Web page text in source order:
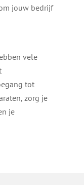
jouw bedrijf
vele
tot
zorg je
je